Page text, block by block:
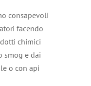
consapevoli
facendo
chimici
smog e dai
o con api